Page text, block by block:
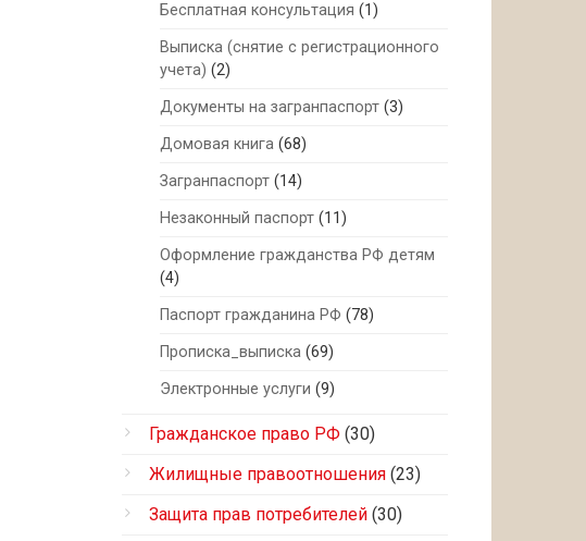
Бесплатная консультация (1)
Выписка (снятие с регистрационного
учета) (2)
Документы на загранпаспорт (3)
Домовая книга (68)
Загранпаспорт (14)
Незаконный паспорт (11)
Оформление гражданства РФ детям
(4)
Паспорт гражданина РФ (78)
Прописка_выписка (69)
Электронные услуги (9)
Гражданское право РФ (30)
Жилищные правоотношения (23)
Защита прав потребителей (30)